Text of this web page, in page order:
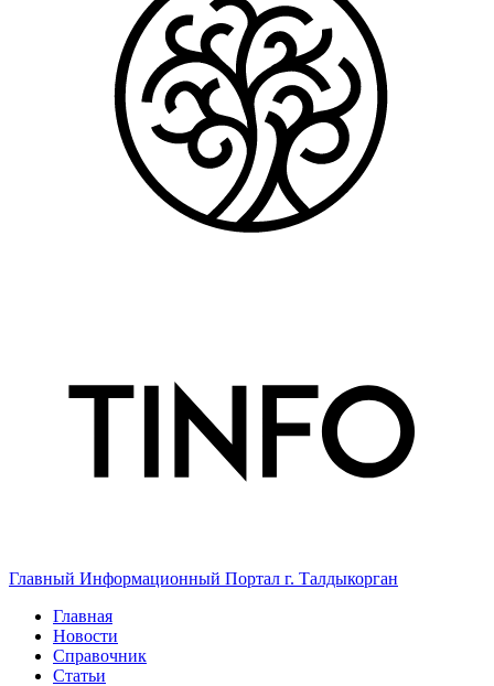
Главный Информационный Портал г. Талдыкорган
Главная
Новости
Справочник
Статьи